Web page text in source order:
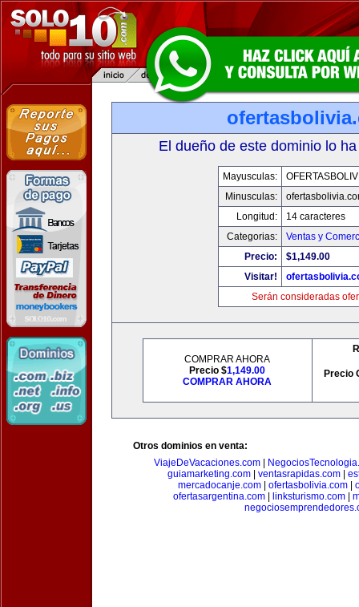
El dueño de este dominio lo
Mayusculas:
Minusculas:
Longitud:
14 caracteres
Categorias:
Ventas y
Precio:
$1,149.00
Visitar!
Serán consideradas
COMPRAR AHORA
Precio $1,149.00
COMPRAR AHORA
Precio
Otros dominios en venta:
ViajeDeVacaciones.com
guiamarketing.com| ventasrapidas.com|
mercadocanje.com
ofertasbolivia.com
ofertasargentina.com| linksturismo.com|